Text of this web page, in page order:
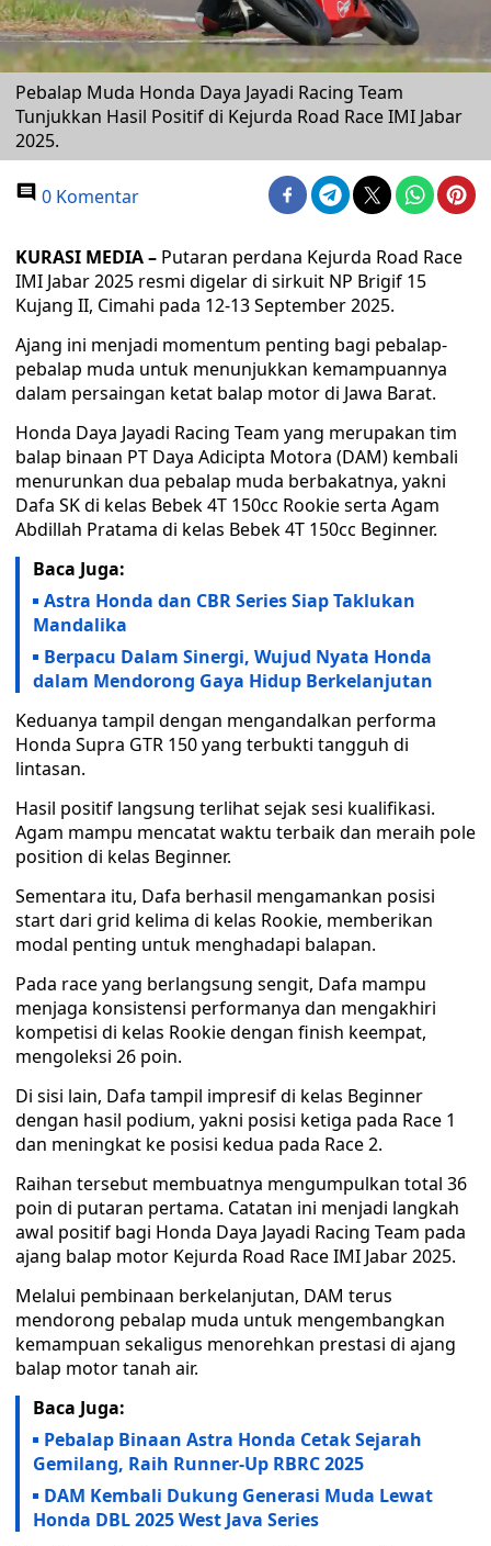
Pebalap Muda Honda Daya Jayadi Racing Team
Tunjukkan Hasil Positif di Kejurda Road Race IMI Jabar
2025.
0 Komentar
KURASI MEDIA – Putaran perdana Kejurda Road Race
IMI Jabar 2025 resmi digelar di sirkuit NP Brigif 15
Kujang II, Cimahi pada 12-13 September 2025.
Ajang ini menjadi momentum penting bagi pebalap-
pebalap muda untuk menunjukkan kemampuannya
dalam persaingan ketat balap motor di Jawa Barat.
Honda Daya Jayadi Racing Team yang merupakan tim
balap binaan PT Daya Adicipta Motora (DAM) kembali
menurunkan dua pebalap muda berbakatnya, yakni
Dafa SK di kelas Bebek 4T 150cc Rookie serta Agam
Abdillah Pratama di kelas Bebek 4T 150cc Beginner.
Baca Juga:
Astra Honda dan CBR Series Siap Taklukan
Mandalika
Berpacu Dalam Sinergi, Wujud Nyata Honda
dalam Mendorong Gaya Hidup Berkelanjutan
Keduanya tampil dengan mengandalkan performa
Honda Supra GTR 150 yang terbukti tangguh di
lintasan.
Hasil positif langsung terlihat sejak sesi kualifikasi.
Agam mampu mencatat waktu terbaik dan meraih pole
position di kelas Beginner.
Sementara itu, Dafa berhasil mengamankan posisi
start dari grid kelima di kelas Rookie, memberikan
modal penting untuk menghadapi balapan.
Pada race yang berlangsung sengit, Dafa mampu
menjaga konsistensi performanya dan mengakhiri
kompetisi di kelas Rookie dengan finish keempat,
mengoleksi 26 poin.
Di sisi lain, Dafa tampil impresif di kelas Beginner
dengan hasil podium, yakni posisi ketiga pada Race 1
dan meningkat ke posisi kedua pada Race 2.
Raihan tersebut membuatnya mengumpulkan total 36
poin di putaran pertama. Catatan ini menjadi langkah
awal positif bagi Honda Daya Jayadi Racing Team pada
ajang balap motor Kejurda Road Race IMI Jabar 2025.
Melalui pembinaan berkelanjutan, DAM terus
mendorong pebalap muda untuk mengembangkan
kemampuan sekaligus menorehkan prestasi di ajang
balap motor tanah air.
Baca Juga:
Pebalap Binaan Astra Honda Cetak Sejarah
Gemilang, Raih Runner-Up RBRC 2025
DAM Kembali Dukung Generasi Muda Lewat
Honda DBL 2025 West Java Series